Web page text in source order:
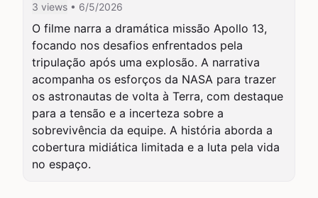
3 views • 6/5/2026
O filme narra a dramática missão Apollo 13,
focando nos desafios enfrentados pela
tripulação após uma explosão. A narrativa
acompanha os esforços da NASA para trazer
os astronautas de volta à Terra, com destaque
para a tensão e a incerteza sobre a
sobrevivência da equipe. A história aborda a
cobertura midiática limitada e a luta pela vida
no espaço.